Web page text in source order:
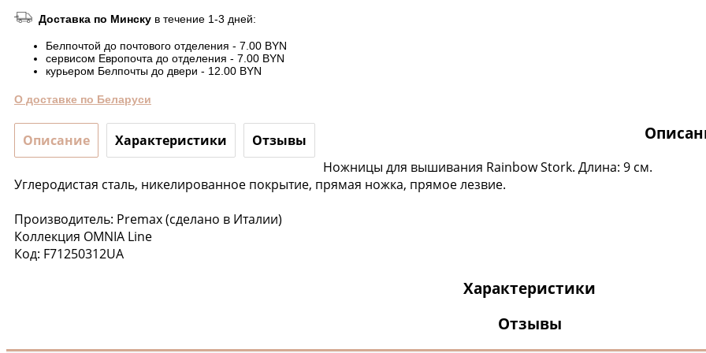
Доставка по Минску в течение 1-3 дней:
Белпочтой до почтового отделения - 7.00 BYN
сервисом Европочта до отделения - 7.00 BYN
курьером Белпочты до двери - 12.00 BYN
О доставке по Беларуси
Описание Характеристики Отзывы
Ножницы для вышивания Rainbow Stork. Длина: 9 см.
Углеродистая сталь, никелированное покрытие, прямая ножка, прямое лезвие.
Производитель: Premax (сделано в Италии)
Коллекция OMNIA Line
Код: F71250312UA
Характеристики
Отзывы